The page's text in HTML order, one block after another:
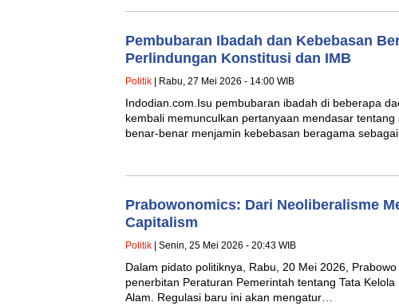
Pembubaran Ibadah dan Kebebasan
Perlindungan Konstitusi dan IMB
Politik | Rabu, 27 Mei 2026 - 14:00 WIB
Indodian.com.Isu pembubaran ibadah di beberapa
kembali memunculkan pertanyaan mendasar
benar-benar menjamin kebebasan beragama
Prabowonomics: Dari Neoliberalisme
Capitalism
Politik | Senin, 25 Mei 2026 - 20:43 WIB
Dalam pidato politiknya, Rabu, 20 Mei 2026,
penerbitan Peraturan Pemerintah tentang Tata
Alam. Regulasi baru ini akan mengatur…